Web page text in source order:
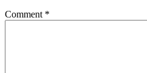
Comment *